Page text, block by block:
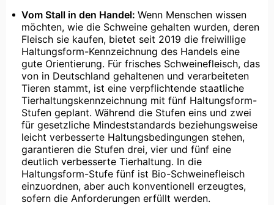
Vom Stall in den Handel: Wenn Menschen wissen
möchten, wie die Schweine gehalten wurden, deren
Fleisch sie kaufen, bietet seit 2019 die freiwillige
Haltungsform-Kennzeichnung des Handels eine
gute Orientierung. Für frisches Schweinefleisch, das
von in Deutschland gehaltenen und verarbeiteten
Tieren stammt, ist eine verpflichtende staatliche
Tierhaltungskennzeichnung mit fünf Haltungsform-
Stufen geplant. Während die Stufen eins und zwei
für gesetzliche Mindeststandards beziehungsweise
leicht verbesserte Haltungsbedingungen stehen,
garantieren die Stufen drei, vier und fünf eine
deutlich verbesserte Tierhaltung. In die
Haltungsform-Stufe fünf ist Bio-Schweinefleisch
einzuordnen, aber auch konventionell erzeugtes,
sofern die Anforderungen erfüllt werden.